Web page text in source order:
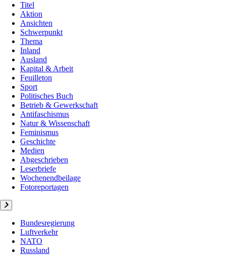
Titel
Aktion
Ansichten
Schwerpunkt
Thema
Inland
Ausland
Kapital & Arbeit
Feuilleton
Sport
Politisches Buch
Betrieb & Gewerkschaft
Antifaschismus
Natur & Wissenschaft
Feminismus
Geschichte
Medien
Abgeschrieben
Leserbriefe
Wochenendbeilage
Fotoreportagen
Bundesregierung
Luftverkehr
NATO
Russland